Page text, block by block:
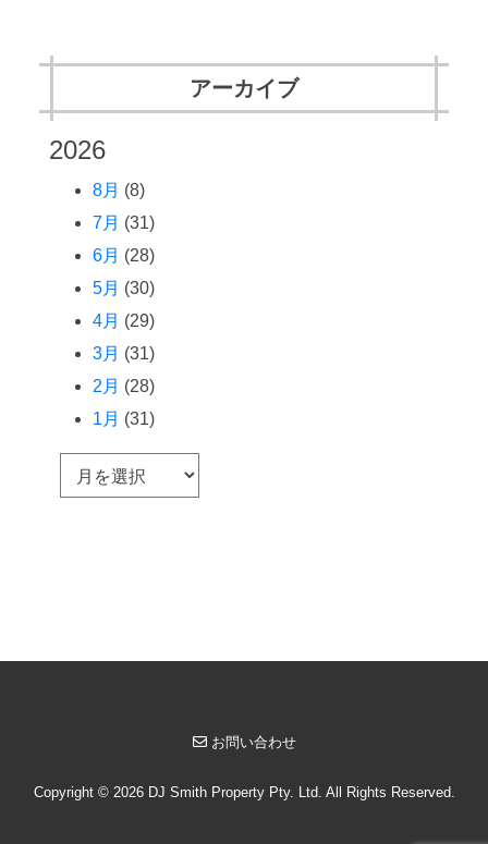
アーカイブ
2026
8月 (8)
7月 (31)
6月 (28)
5月 (30)
4月 (29)
3月 (31)
2月 (28)
1月 (31)
ー
お問い合わせ
Copyright © 2026 DJ Smith Property Pty. Ltd. All Rights Reserved.